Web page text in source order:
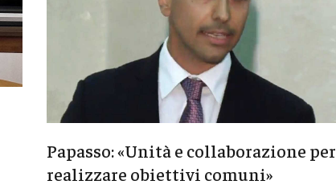
Papasso: «Unità e collaborazione per
realizzare obiettivi comuni»